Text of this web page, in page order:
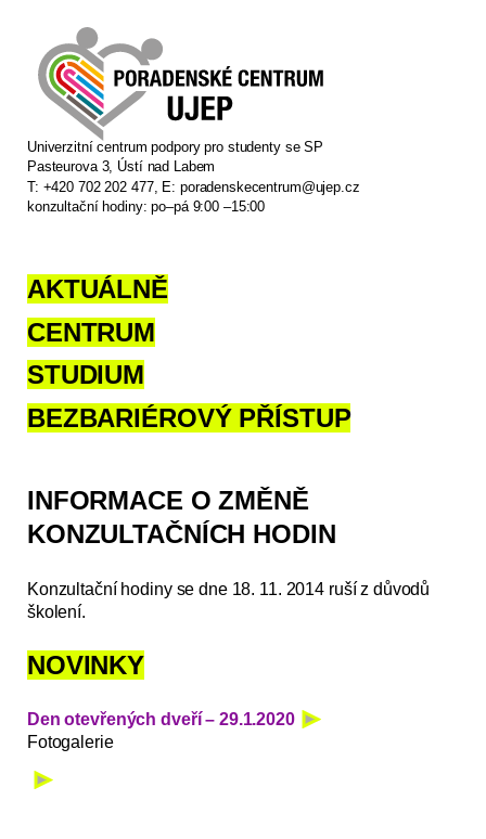
Univerzitní centrum podpory pro studenty se SP
Pasteurova 3, Ústí nad Labem
T: +420 702 202 477, E: poradenskecentrum@ujep.cz
konzultační hodiny: po–pá 9:00 –15:00
AKTUÁLNĚ
CENTRUM
STUDIUM
BEZBARIÉROVÝ PŘÍSTUP
INFORMACE O ZMĚNĚ
KONZULTAČNÍCH HODIN
Konzultační hodiny se dne 18. 11. 2014 ruší z důvodů
školení.
NOVINKY
Den otevřených dveří – 29.1.2020
Fotogalerie